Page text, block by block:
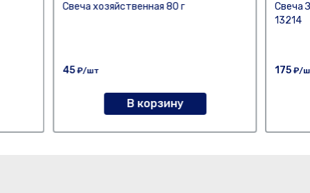
Свеча хозяйственная 80 г
45₽/шт
В корзину
Свеча
13214
175 ₽/